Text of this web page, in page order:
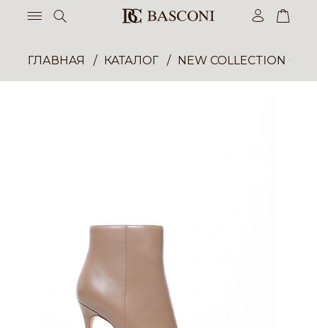
ГЛАВНАЯ КАТАЛОГ NEW COLLECTION